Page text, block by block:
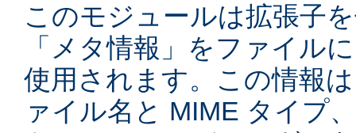
このモジュールは拡張子
「メタ情報」をファイル
使用されます。この情報
ァイル名と MIME タイプ